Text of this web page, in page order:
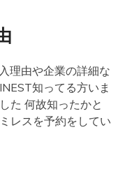
理由や企業の詳細な
知ってる方いま
た 何故知ったかと
レスを予約をしてい